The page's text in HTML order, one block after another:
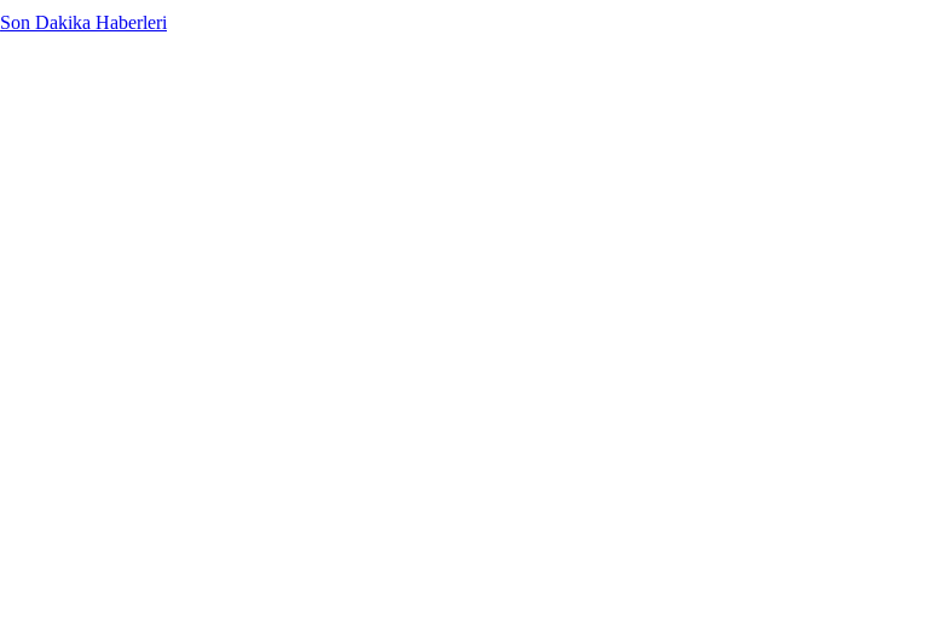
Son Dakika Haberleri